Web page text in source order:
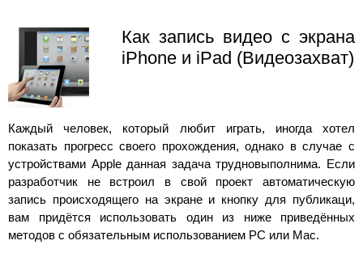
Как запись видео с экрана
iPhone и iPad (Видеозахват)
Каждый человек, который любит играть, иногда хотел
показать прогресс своего прохождения, однако в случае с
устройствами Apple данная задача трудновыполнима. Если
разработчик не встроил в свой проект автоматическую
запись происходящего на экране и кнопку для публикаци,
вам придётся использовать один из ниже приведённых
методов с обязательным использованием PC или Mac.